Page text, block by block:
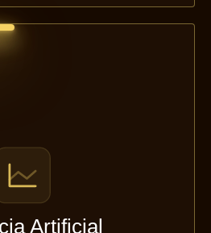
Artificial